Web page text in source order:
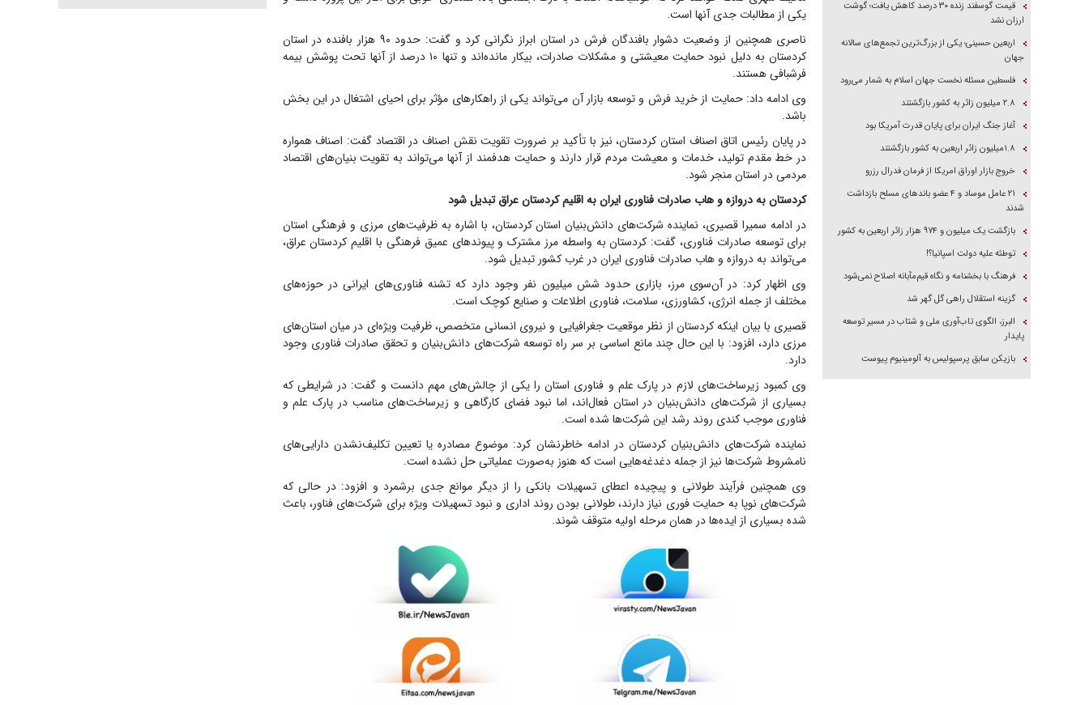
یکی از مطالبات جدی آنها است.
ناصری همچنین از وضعیت دشوار بافندگان فرش در استان ابراز نگرانی کرد و گفت: حدود ۹۰ هزار بافنده در استان
کردستان به دلیل نبود حمایت معیشتی و مشکلات صادرات، بیکار مانده‌اند و تنها ۱۰ درصد از آنها تحت پوشش بیمه
فرشبافی هستند.
وی ادامە داد: حمایت از خرید فرش و توسعه بازار آن می‌تواند یکی از راهکار‌های مؤثر برای احیای اشتغال در این بخش
باشد.
در پایان رئیس اتاق اصناف استان کردستان، نیز با تأکید بر ضرورت تقویت نقش اصناف در اقتصاد گفت: اصناف همواره
در خط مقدم تولید، خدمات و معیشت مردم قرار دارند و حمایت هدفمند از آنها می‌تواند به تقویت بنیان‌های اقتصاد
مردمی در استان منجر شود.
کردستان بە دروازه و هاب صادرات فناوری ایران به اقلیم کردستان عراق تبدیل شود
در ادامە سمیرا قصیری، نماینده شرکت‌های دانش‌بنیان استان کردستان، با اشاره به ظرفیت‌های مرزی و فرهنگی استان
برای توسعه صادرات فناوری، گفت: کردستان به واسطه مرز مشترک و پیوند‌های عمیق فرهنگی با اقلیم کردستان عراق،
می‌تواند به دروازه و هاب صادرات فناوری ایران در غرب کشور تبدیل شود.
وی اظهار کرد: در آن‌سوی مرز، بازاری حدود شش میلیون نفر وجود دارد که تشنه فناوری‌های ایرانی در حوزه‌های
مختلف از جمله انرژی، کشاورزی، سلامت، فناوری اطلاعات و صنایع کوچک است.
قصیری با بیان اینکه کردستان از نظر موقعیت جغرافیایی و نیروی انسانی متخصص، ظرفیت ویژه‌ای در میان استان‌های
مرزی دارد، افزود: با این حال چند مانع اساسی بر سر راه توسعه شرکت‌های دانش‌بنیان و تحقق صادرات فناوری وجود
دارد.
وی کمبود زیرساخت‌های لازم در پارک علم و فناوری استان را یکی از چالش‌های مهم دانست و گفت: در شرایطی که
بسیاری از شرکت‌های دانش‌بنیان در استان فعال‌اند، اما نبود فضای کارگاهی و زیرساخت‌های مناسب در پارک علم و
فناوری موجب کندی روند رشد این شرکت‌ها شده است.
نماینده شرکت‌های دانش‌بنیان کردستان در ادامه خاطرنشان کرد: موضوع مصادره یا تعیین تکلیف‌نشدن دارایی‌های
نامشروط شرکت‌ها نیز از جمله دغدغه‌هایی است که هنوز به‌صورت عملیاتی حل نشده است.
وی همچنین فرآیند طولانی و پیچیده اعطای تسهیلات بانکی را از دیگر موانع جدی برشمرد و افزود: در حالی که
شرکت‌های نوپا به حمایت فوری نیاز دارند، طولانی بودن روند اداری و نبود تسهیلات ویژه برای شرکت‌های فناور، باعث
شده بسیاری از ایده‌ها در همان مرحله اولیه متوقف شوند.
قیمت گوسفند زنده ۳۰ درصد کاهش یافت؛ گوشت
ارزان نشد
اربعین حسینی؛ یکی از بزرگ‌ترین تجمع‌های سالانه
جهان
فلسطین مسئله نخست جهان اسلام به شمار می‌رود
۲.۸ میلیون زائر به کشور بازگشتند
آغاز جنگ ایران برای پایان قدرت آمریکا بود
۱.۸میلیون زائر اربعین به کشور بازگشتند
خروج بازار اوراق امریکا از فرمان فدرال رزرو
۲۱ عامل موساد و ۴ عضو باند‌های مسلح بازداشت
شدند
بازگشت یک میلیون و ۹۷۴ هزار زائر اربعین به کشور
توطئه علیه دولت اسپانیا؟!
فرهنگ با بخشنامه و نگاه قیم‌مآبانه اصلاح نمی‌شود
گزینه استقلال راهی گل گهر شد
البرز، الگوی تاب‌آوری ملی و شتاب در مسیر توسعه
پایدار
بازیکن سابق پرسپولیس به آلومینیوم پیوست